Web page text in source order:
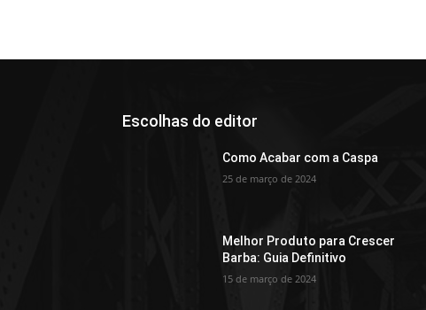
Escolhas do editor
Como Acabar com a Caspa
25 de março de 2024
Melhor Produto para Crescer
Barba: Guia Definitivo
15 de março de 2024